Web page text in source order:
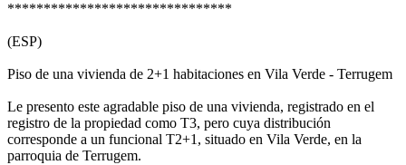
*******************************
(ESP)
Piso de una vivienda de 2+1 habitaciones en Vila Verde - Terrugem
Le presento este agradable piso de una vivienda, registrado en el
registro de la propiedad como T3, pero cuya distribución
corresponde a un funcional T2+1, situado en Vila Verde, en la
parroquia de Terrugem.